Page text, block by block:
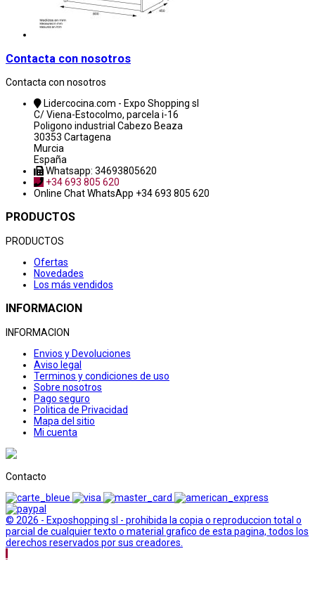
Contacta con nosotros
Contacta con nosotros
Lidercocina.com - Expo Shopping sl
C/ Viena-Estocolmo, parcela i-16
Poligono industrial Cabezo Beaza
30353 Cartagena
Murcia
España
Whatsapp: 34693805620
+34 693 805 620
Online ChatWhatsApp +34 693 805 620
PRODUCTOS
PRODUCTOS
Ofertas
Novedades
Los más vendidos
INFORMACION
INFORMACION
Envios y Devoluciones
Aviso legal
Terminos y condiciones de uso
Sobre nosotros
Pago seguro
Politica de Privacidad
Mapa del sitio
Mi cuenta
Contacto
© 2026 - Exposhopping sl - prohibida la copia o reproduccion total o
parcial de cualquier texto o material grafico de esta pagina, todos los
derechos reservados por sus creadores.